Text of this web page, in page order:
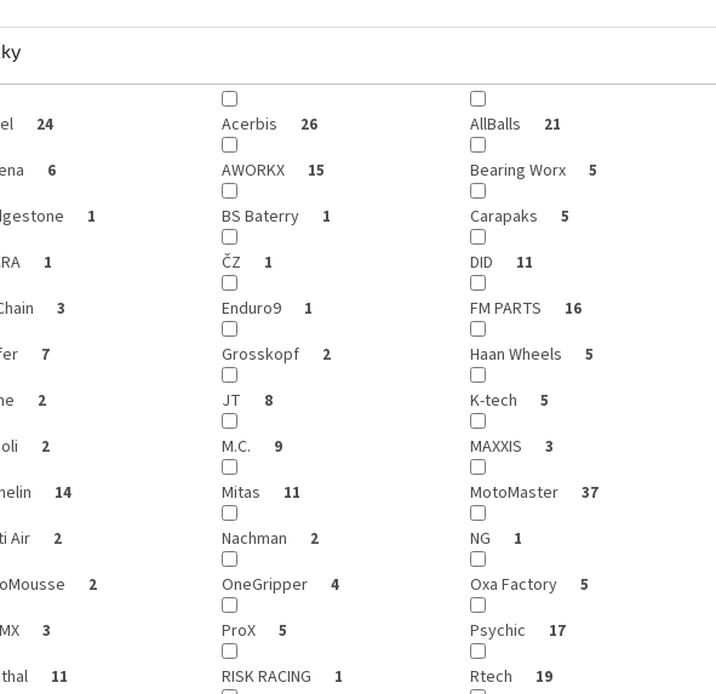
24 Acerbis 26 AllBalls 21
6 AWORKX 15 Bearing Worx 5
1 BS Baterry 1 Carapaks 5
1 ČZ 1 DID 11
3 Enduro9 1 FM PARTS 16
7 Grosskopf 2 Haan Wheels 5
2 JT 8 K-tech 5
2 M.C. 9 MAXXIS 3
14 Mitas 11 MotoMaster 37
Air 2 Nachman 2 NG 1
2 OneGripper 4 Oxa Factory 5
3 ProX 5 Psychic 17
11 RISK RACING 1 Rtech 19